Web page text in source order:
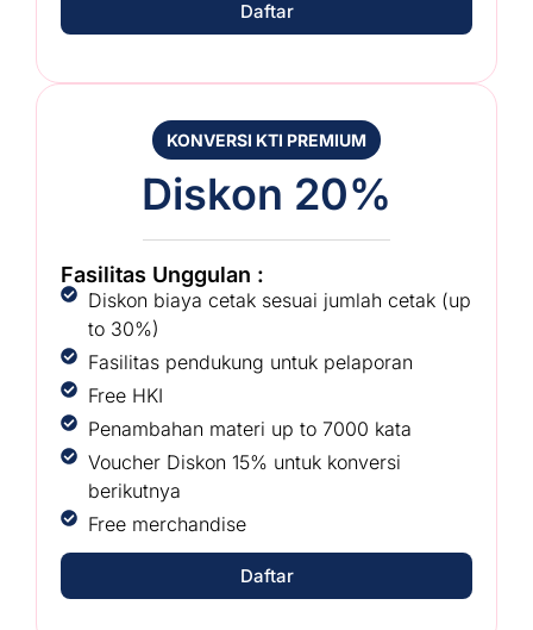
Daftar
KONVERSI KTI PREMIUM
Diskon 20%
Fasilitas Unggulan :
Diskon biaya cetak sesuai jumlah cetak (up
to 30%)
Fasilitas pendukung untuk pelaporan
Free HKI
Penambahan materi up to 7000 kata
Voucher Diskon 15% untuk konversi
berikutnya
Free merchandise
Daftar